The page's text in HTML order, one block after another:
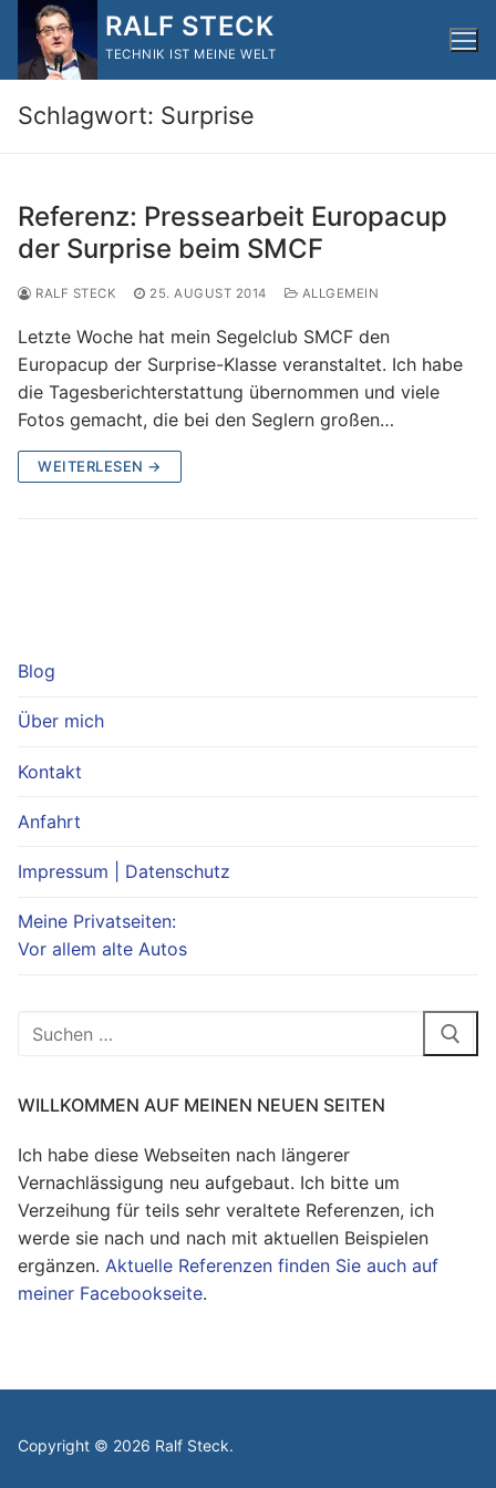
Inhalt
springen
RALF STECK
TECHNIK IST MEINE WELT
Schlagwort: Surprise
Referenz: Pressearbeit Europacup
der Surprise beim SMCF
RALF STECK 25. AUGUST 2014 ALLGEMEIN
Letzte Woche hat mein Segelclub SMCF den
Europacup der Surprise-Klasse veranstaltet. Ich habe
die Tagesberichterstattung übernommen und viele
Fotos gemacht, die bei den Seglern großen…
WEITERLESEN →
Blog
Über mich
Kontakt
Anfahrt
Impressum | Datenschutz
Meine Privatseiten:
Vor allem alte Autos
Suchen
WILLKOMMEN AUF MEINEN NEUEN SEITEN
Ich habe diese Webseiten nach längerer
Vernachlässigung neu aufgebaut. Ich bitte um
Verzeihung für teils sehr veraltete Referenzen, ich
werde sie nach und nach mit aktuellen Beispielen
ergänzen. Aktuelle Referenzen finden Sie auch auf
meiner Facebookseite.
Copyright © 2026 Ralf Steck.